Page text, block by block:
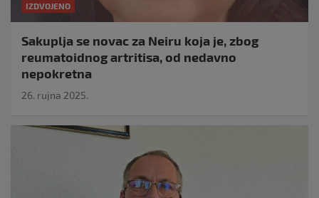
IZDVOJENO
Sakuplja se novac za Neiru koja je, zbog
reumatoidnog artritisa, od nedavno
nepokretna
26. rujna 2025.